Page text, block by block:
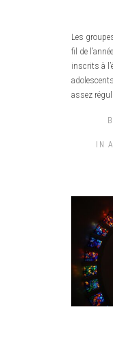
Les
fil de
inscrits à
assez
IN